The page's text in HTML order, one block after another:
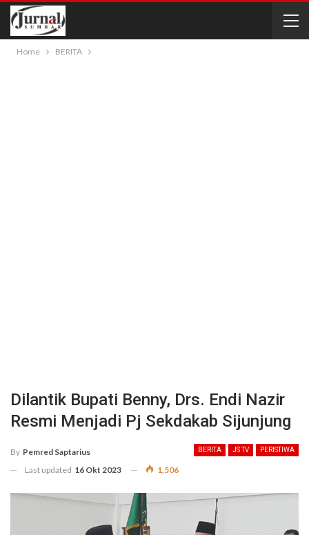
Home BERITA
Dilantik Bupati Benny, Drs. Endi Nazir
Resmi Menjadi Pj Sekdakab Sijunjung
BERITA JS TV PERISTIWA
By Pemred Saptarius
Last updated 16 Okt 2023 1,506